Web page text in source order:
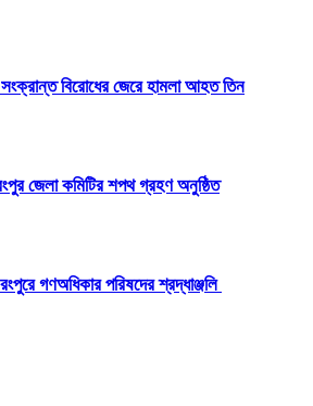
বিরোধের জেরে হামলা আহত তিন
জেলা কমিটির শপথ গ্রহণ অনুষ্ঠিত
গণঅধিকার পরিষদের শ্রদ্ধাঞ্জলি